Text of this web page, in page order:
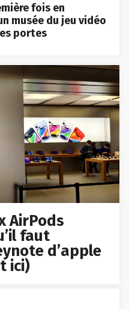
fois en
musée du jeu vidéo
portes
AirPods
faut
d’apple
ici)